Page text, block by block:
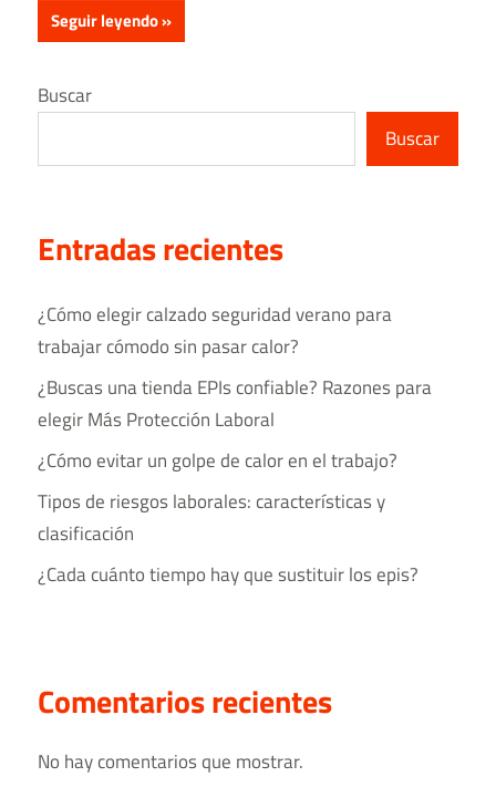
Seguir leyendo
Buscar
Buscar
Entradas recientes
¿Cómo elegir calzado seguridad verano para
trabajar cómodo sin pasar calor?
¿Buscas una tienda EPIs confiable? Razones para
elegir Más Protección Laboral
¿Cómo evitar un golpe de calor en el trabajo?
Tipos de riesgos laborales​: características y
clasificación
¿Cada cuánto tiempo hay que sustituir los epis?
Comentarios recientes
No hay comentarios que mostrar.